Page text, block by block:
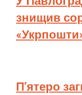
знищив
П’ятеро